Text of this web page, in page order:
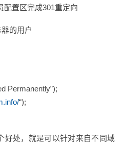
配置区完成301重定向
的用户
Permanently”);
“);
好处，就是可以针对来自不同域